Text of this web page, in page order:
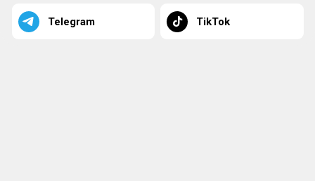
Telegram TikTok